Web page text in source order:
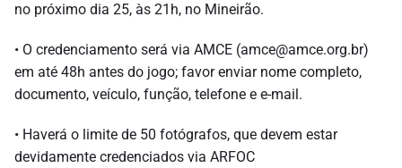
no próximo dia 25, às 21h, no Mineirão.
• O credenciamento será via AMCE (amce@amce.org.br)
em até 48h antes do jogo; favor enviar nome completo,
documento, veículo, função, telefone e e-mail.
• Haverá o limite de 50 fotógrafos, que devem estar
devidamente credenciados via ARFOC